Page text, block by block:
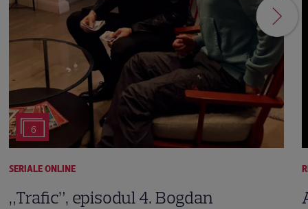
6
SERIALE ONLINE
„Trafic”, episodul 4. Bogdan